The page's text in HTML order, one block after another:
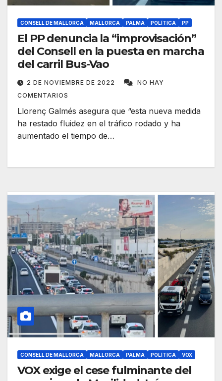
CONSELL DE MALLORCA MALLORCA PALMA POLÍTICA PP
El PP denuncia la “improvisación”
del Consell en la puesta en marcha
del carril Bus-Vao
2 DE NOVIEMBRE DE 2022
NO HAY
COMENTARIOS
Llorenç Galmés asegura que “esta nueva medida
ha restado fluidez en el tráfico rodado y ha
aumentado el tiempo de…
CONSELL DE MALLORCA MALLORCA PALMA POLÍTICA VOX
VOX exige el cese fulminante del